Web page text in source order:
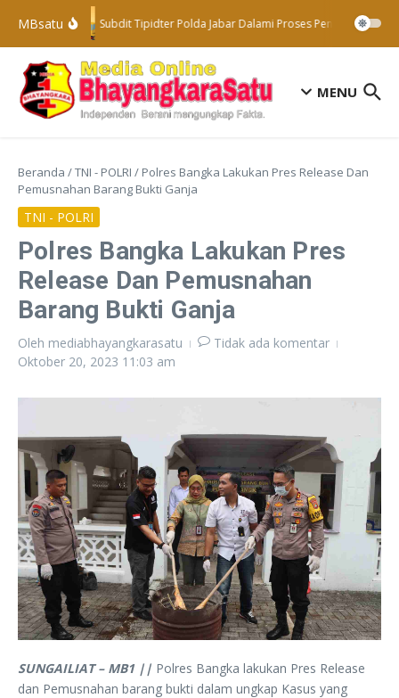
Lewati ke konten
MBsatu
Subdit Tipidter Polda Jabar Dalami Proses Penyelidikan
MENU
Beranda /TNI - POLRI / Polres Bangka Lakukan Pres Release Dan
Pemusnahan Barang Bukti Ganja
TNI - POLRI
Polres Bangka Lakukan Pres
Release Dan Pemusnahan
Barang Bukti Ganja
Oleh mediabhayangkarasatu
Tidak ada komentar
Oktober 20, 2023 11:03 am
SUNGAILIAT – MB1 || Polres Bangka lakukan Pres Release
dan Pemusnahan barang bukti dalam ungkap Kasus yang